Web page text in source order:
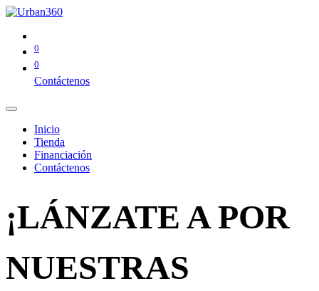
0
0
Contáctenos
Inicio
Tienda
Financiación
Contáctenos
¡LÁNZATE A POR
NUESTRAS